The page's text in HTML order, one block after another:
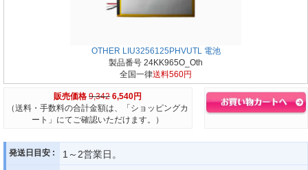
OTHER LIU3256125PHVUTL 電池
製品番号 24KK965O_Oth
全国一律送料560円
販売価格 9,342 6,540円
（送料・手数料の合計金額は、「ショッピングカ
ート」にてご確認いただけます。）
発送日目安 : 1～2営業日。